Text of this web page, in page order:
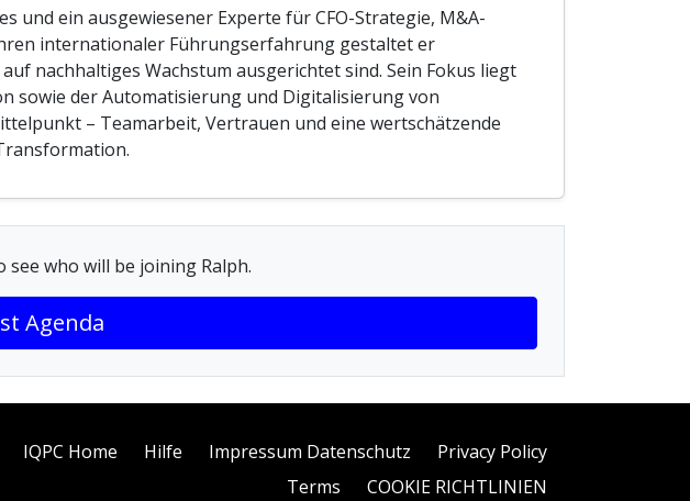
und ein ausgewiesener Experte für CFO-Strategie, M&A-
internationaler Führungserfahrung gestaltet er
nachhaltiges Wachstum ausgerichtet sind. Sein Fokus liegt
sowie der Automatisierung und Digitalisierung von
– Teamarbeit, Vertrauen und eine wertschätzende
who will be joining Ralph.
Agenda
IQPC Home Hilfe Impressum Datenschutz
Privacy Policy
Terms
COOKIE RICHTLINIEN